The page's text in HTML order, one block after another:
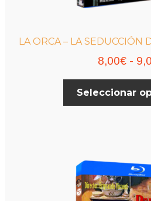
LA ORCA – LA SEDUCCIÓN
8,00€ -
Seleccionar